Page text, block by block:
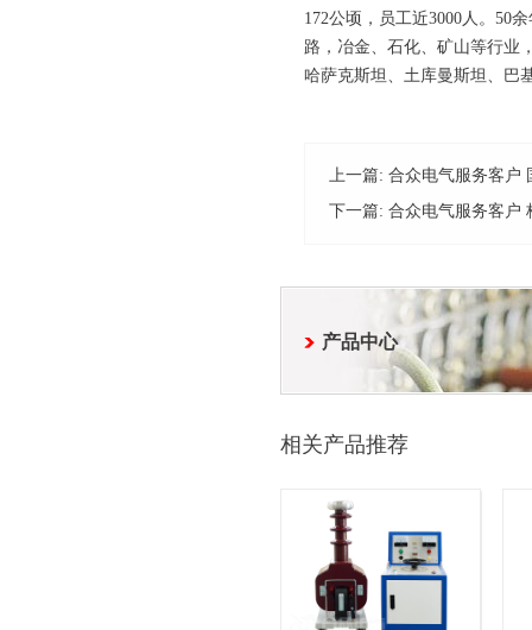
172公顷，员工近3000人。50
路，冶金、石化、矿山等行业
哈萨克斯坦、土库曼斯坦、巴
上一篇: 合众电气服务客户
下一篇: 合众电气服务客户
产品中心
相关产品推荐